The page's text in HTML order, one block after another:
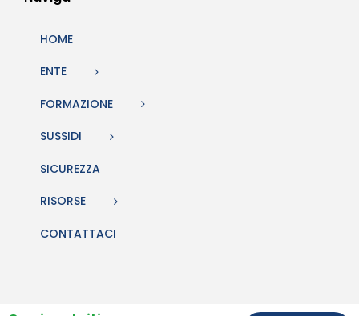
HOME
ENTE
FORMAZIONE
SUSSIDI
SICUREZZA
RISORSE
CONTATTACI